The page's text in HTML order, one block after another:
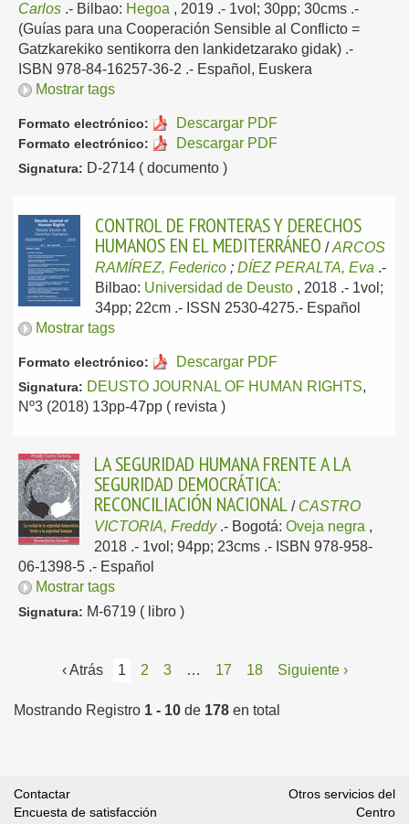
Carlos .- Bilbao: Hegoa , 2019 .- 1vol; 30pp; 30cms .-
(Guías para una Cooperación Sensible al Conflicto =
Gatzkarekiko sentikorra den lankidetzarako gidak) .-
ISBN 978-84-16257-36-2 .- Español, Euskera
Mostrar tags
Formato electrónico: Descargar PDF
Formato electrónico: Descargar PDF
Signatura: D-2714 ( documento )
CONTROL DE FRONTERAS Y DERECHOS
HUMANOS EN EL MEDITERRÁNEO /ARCOS
RAMÍREZ, Federico ; DÍEZ PERALTA, Eva .-
Bilbao: Universidad de Deusto , 2018 .- 1vol;
34pp; 22cm .- ISSN 2530-4275.- Español
Mostrar tags
Formato electrónico: Descargar PDF
Signatura: DEUSTO JOURNAL OF HUMAN RIGHTS,
Nº3 (2018) 13pp-47pp ( revista )
LA SEGURIDAD HUMANA FRENTE A LA
SEGURIDAD DEMOCRÁTICA:
RECONCILIACIÓN NACIONAL / CASTRO
VICTORIA, Freddy .- Bogotá: Oveja negra ,
2018 .- 1vol; 94pp; 23cms .- ISBN 978-958-
06-1398-5 .- Español
Mostrar tags
Signatura: M-6719 ( libro )
‹ Atrás 1 2 3 … 17 18 Siguiente ›
Mostrando Registro 1 - 10 de 178 en total
Contactar
Encuesta de satisfacción
Otros servicios del
Centro